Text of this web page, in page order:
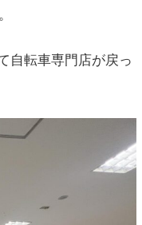
自転車専門店が戻っ